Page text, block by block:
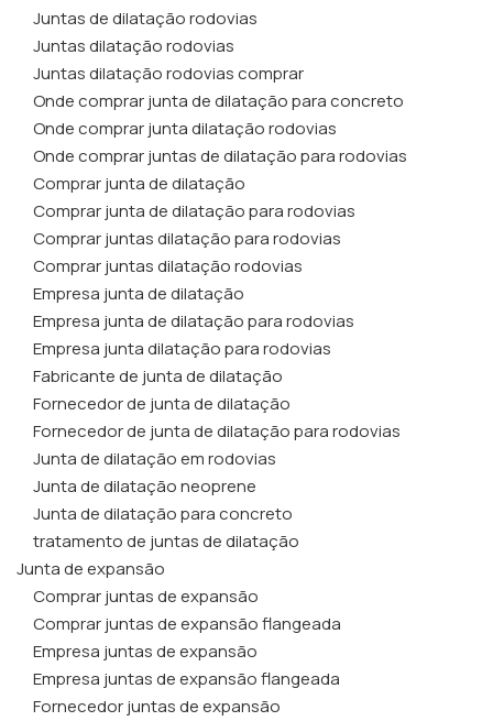
Juntas de dilatação rodovias
Juntas dilatação rodovias
Juntas dilatação rodovias comprar
Onde comprar junta de dilatação para concreto
Onde comprar junta dilatação rodovias
Onde comprar juntas de dilatação para rodovias
Comprar junta de dilatação
Comprar junta de dilatação para rodovias
Comprar juntas dilatação para rodovias
Comprar juntas dilatação rodovias
Empresa junta de dilatação
Empresa junta de dilatação para rodovias
Empresa junta dilatação para rodovias
Fabricante de junta de dilatação
Fornecedor de junta de dilatação
Fornecedor de junta de dilatação para rodovias
Junta de dilatação em rodovias
Junta de dilatação neoprene
Junta de dilatação para concreto
tratamento de juntas de dilatação
Junta de expansão
Comprar juntas de expansão
Comprar juntas de expansão flangeada
Empresa juntas de expansão
Empresa juntas de expansão flangeada
Fornecedor juntas de expansão